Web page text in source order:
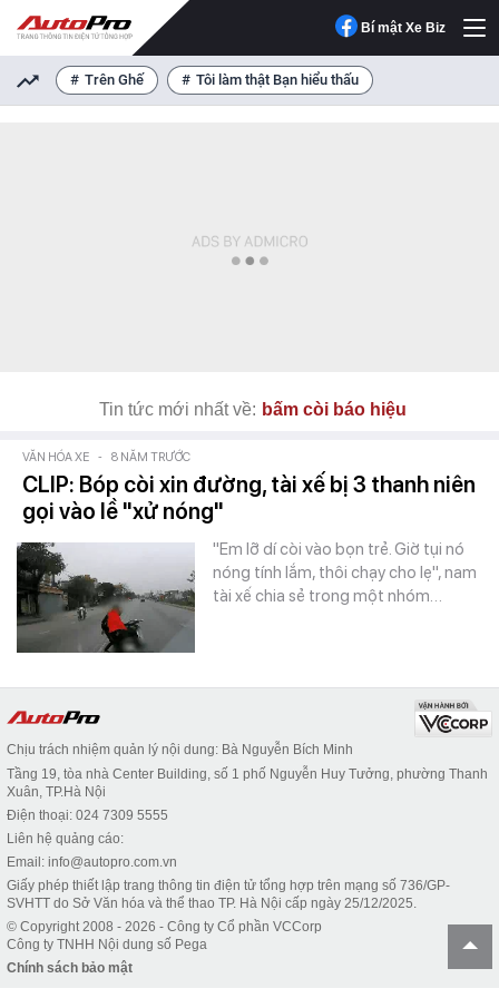
Bí mật Xe Biz
Trên Ghế Tôi làm thật Bạn hiểu thấu
Tin tức mới nhất về: bấm còi báo hiệu
VĂN HÓA XE - 8 NĂM TRƯỚC
CLIP: Bóp còi xin đường, tài xế bị 3 thanh niên
gọi vào lề "xử nóng"
"Em lỡ dí còi vào bọn trẻ. Giờ tụi nó
nóng tính lắm, thôi chạy cho lẹ", nam
tài xế chia sẻ trong một nhóm…
Chịu trách nhiệm quản lý nội dung: Bà Nguyễn Bích Minh
Tầng 19, tòa nhà Center Building, số 1 phố Nguyễn Huy Tưởng, phường Thanh
Xuân, TP.Hà Nội
Điện thoại: 024 7309 5555
Liên hệ quảng cáo:
Email: info@autopro.com.vn
Giấy phép thiết lập trang thông tin điện tử tổng hợp trên mạng số 736/GP-
SVHTT do Sở Văn hóa và thể thao TP. Hà Nội cấp ngày 25/12/2025.
© Copyright 2008 - 2026 - Công ty Cổ phần VCCorp
Công ty TNHH Nội dung số Pega
Chính sách bảo mật